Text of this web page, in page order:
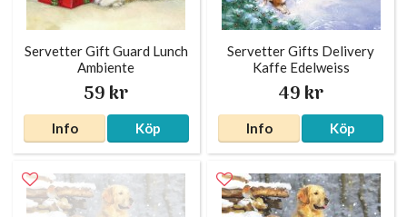
Servetter Gift Guard Lunch
Ambiente
59 kr
Info Köp
Servetter Gifts Delivery
Kaffe Edelweiss
49 kr
Info Köp